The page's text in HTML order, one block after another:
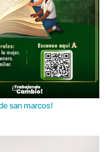
san marcos!